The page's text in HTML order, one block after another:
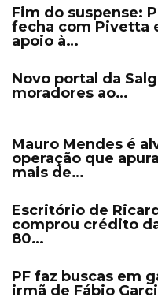
Fim do suspense:
fecha com Pivetta
apoio à…
Novo portal da
moradores ao…
Mauro Mendes é
operação que
mais de…
Escritório de
comprou crédito
80…
PF faz buscas em
irmã de Fábio